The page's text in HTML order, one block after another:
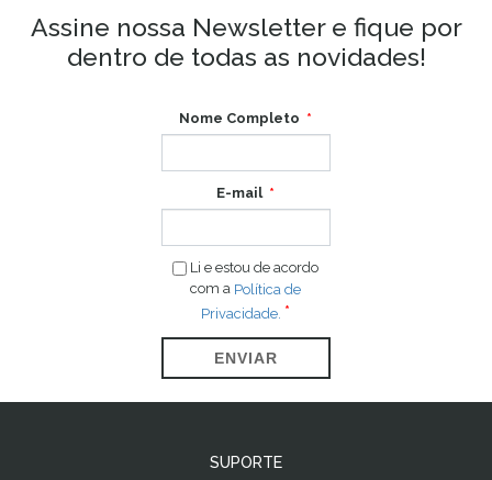
Assine nossa Newsletter e fique por
dentro de todas as novidades!
Nome Completo
E-mail
Li e estou de acordo
com a Política de
Privacidade.
ENVIAR
SUPORTE